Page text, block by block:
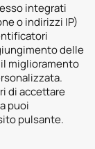
integrati
o indirizzi IP)
delle
miglioramento
di accettare
puoi
pulsante.